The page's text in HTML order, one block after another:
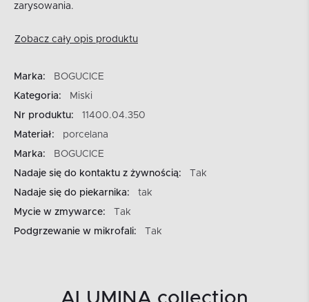
zarysowania.
Zobacz cały opis produktu
Marka:
BOGUCICE
Kategoria:
Miski
Nr produktu:
11400.04.350
Materiał:
porcelana
Marka:
BOGUCICE
Nadaje się do kontaktu z żywnością:
Tak
Nadaje się do piekarnika:
tak
Mycie w zmywarce:
Tak
Podgrzewanie w mikrofali:
Tak